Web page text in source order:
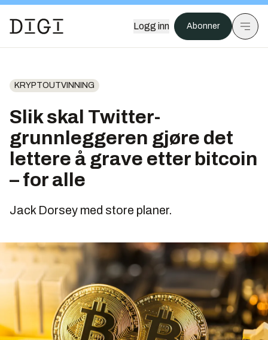
Logg inn Abonner
KRYPTOUTVINNING
Slik skal Twitter-
grunnleggeren gjøre det
lettere å grave etter bitcoin
– for alle
Jack Dorsey med store planer.